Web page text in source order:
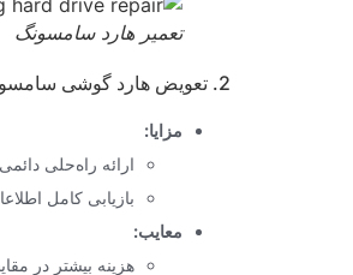
تعمیر هارد سامسونگ
2. تعویض هارد گوشی سامسونگ:
مزایا:
ارائه راه‌حلی
بازیابی کامل
معایب:
هزینه بیشتر در